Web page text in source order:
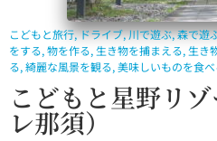
こどもと旅行,ドライブ,川で遊ぶ,森で遊
をする,物を作る,生き物を捕まえる,生き
る,綺麗な風景を観る,美味しいものを食べ
こどもと星野リ
レ那須）